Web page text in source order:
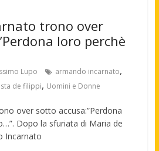
trono over
loro perchè
Lupo armando incarnato,
de filippi, Uomini e Donne
over sotto accusa:”Perdona
Dopo la sfuriata di Maria de
Incarnato